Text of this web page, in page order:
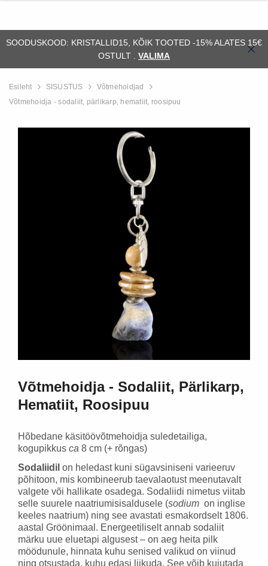
SOODUSKOOD: KRISTALLID15, KÕIK TOOTED -15% ALATES 15€
OSTULT . VALIMA
Esileht SISUSTUS
Võtmehoidjad
Võtmehoidja - sodaliit, pärlikarp, hematiit, roosipuu
Võtmehoidja - Sodaliit, Pärlikarp,
Hematiit, Roosipuu
Hõbedane käsitöövõtmehoidja suledetailiga,
kogupikkus ca 8 cm (+ rõngas)
Sodaliidil on heledast kuni sügavsiniseni varieeruv
põhitoon, mis kombineerub taevalaotust meenutavalt
valgete või hallikate osadega. Sodaliidi nimetus viitab
selle suurele naatriumisisaldusele (sodium on inglise
keeles naatrium) ning see avastati esmakordselt 1806.
aastal Gröönimaal. Energeetiliselt annab sodaliit
märku uue eluetapi algusest – on aeg heita pilk
möödunule, hinnata kuhu senised valikud on viinud
ning otsustada, kuhu edasi liikuda. See võib kujutada
Alus - orthoceras (fossiil)
Lisa korvi